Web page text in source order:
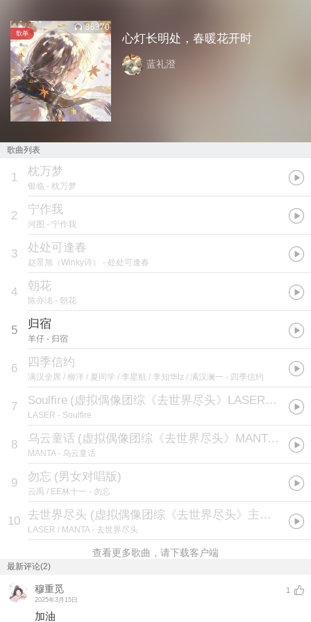
歌单
36370
心灯长明处，春暖花开时
蓝礼澄
歌曲列表
1 枕万梦
银临 - 枕万梦
2 宁作我
河图 - 宁作我
3 处处可逢春
赵景旭（Winky诗） - 处处可逢春
4 朝花
陈亦洺 - 朝花
5 归宿
羊仔 - 归宿
6 四季信约
满汉全席 / 柳洋 / 夏同学 / 李星航 / 李知华lz / 满汉澜一 - 四季信约
7 Soulfire (虚拟偶像团综《去世界尽头》LASER六周年曲
LASER - Soulfire
8 乌云童话 (虚拟偶像团综《去世界尽头》MANTA五周年曲
MANTA- 乌云童话
9 勿忘 (男女对唱版)
云禹 / EE林十一 - 勿忘
10 去世界尽头 (虚拟偶像团综《去世界尽头》主题曲)
LASER / MANTA- 去世界尽头
查看更多歌曲，请下载客户端
最新评论(2)
穆重觅
2025年3月15日
1
加油